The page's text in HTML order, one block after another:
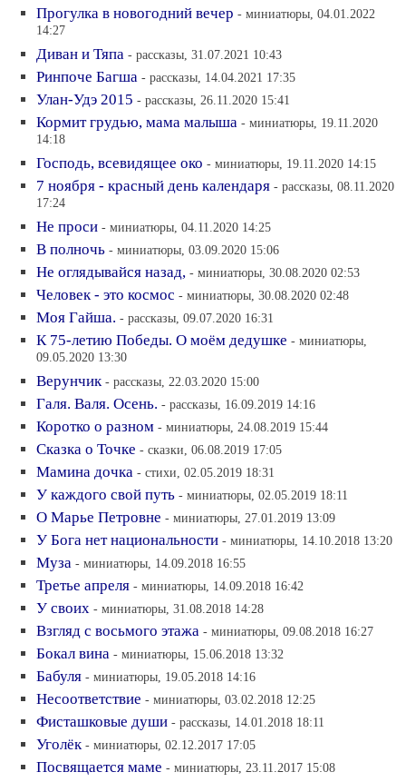
Прогулка в новогодний вечер - миниатюры, 04.01.2022
14:27
Диван и Тяпа - рассказы, 31.07.2021 10:43
Ринпоче Багша - рассказы, 14.04.2021 17:35
Улан-Удэ 2015 - рассказы, 26.11.2020 15:41
Кормит грудью, мама малыша - миниатюры, 19.11.2020
14:18
Господь, всевидящее око - миниатюры, 19.11.2020 14:15
7 ноября - красный день календаря - рассказы, 08.11.2020
17:24
Не проси - миниатюры, 04.11.2020 14:25
В полночь - миниатюры, 03.09.2020 15:06
Не оглядывайся назад, - миниатюры, 30.08.2020 02:53
Человек - это космос - миниатюры, 30.08.2020 02:48
Моя Гайша. - рассказы, 09.07.2020 16:31
К 75-летию Победы. О моём дедушке - миниатюры,
09.05.2020 13:30
Верунчик - рассказы, 22.03.2020 15:00
Галя. Валя. Осень. - рассказы, 16.09.2019 14:16
Коротко о разном - миниатюры, 24.08.2019 15:44
Сказка о Точке - сказки, 06.08.2019 17:05
Мамина дочка - стихи, 02.05.2019 18:31
У каждого свой путь - миниатюры, 02.05.2019 18:11
О Марье Петровне - миниатюры, 27.01.2019 13:09
У Бога нет национальности - миниатюры, 14.10.2018 13:20
Муза - миниатюры, 14.09.2018 16:55
Третье апреля - миниатюры, 14.09.2018 16:42
У своих - миниатюры, 31.08.2018 14:28
Взгляд с восьмого этажа - миниатюры, 09.08.2018 16:27
Бокал вина - миниатюры, 15.06.2018 13:32
Бабуля - миниатюры, 19.05.2018 14:16
Несоответствие - миниатюры, 03.02.2018 12:25
Фисташковые души - рассказы, 14.01.2018 18:11
Уголёк - миниатюры, 02.12.2017 17:05
Посвящается маме - миниатюры, 23.11.2017 15:08